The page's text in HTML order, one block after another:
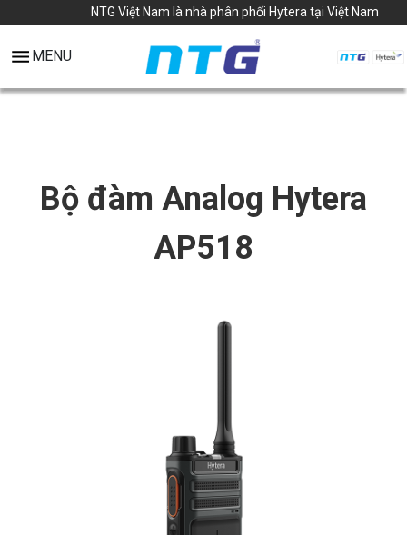
NTG Việt Nam là nhà phân phối Hytera tại Việt Nam
MENU
Bộ đàm Analog Hytera
AP518